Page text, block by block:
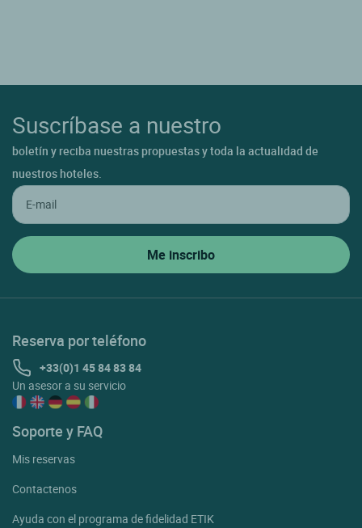
Suscríbase a nuestro
boletín y reciba nuestras propuestas y toda la actualidad de
nuestros hoteles.
Reserva por teléfono
+33(0)1 45 84 83 84
Un asesor a su servicio
Soporte y FAQ
Mis reservas
Contactenos
Ayuda con el programa de fidelidad ETIK